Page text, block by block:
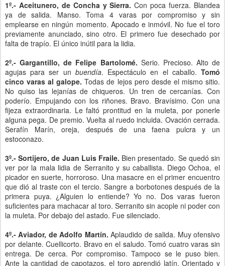
1º.- Aceitunero, de Concha y Sierra. Con poca fuerza. Blandea
ya de salida. Manso. Toma 4 varas por compromiso y sin
emplearse en ningún momento. Apocado e inmóvil. No fue el toro
previamente anunciado, sino otro. El primero fue desechado por
falta de trapío. El único inútil para la lidia.
2º.- Gargantillo, de Felipe Bartolomé. Serio. Precioso. Alto de
agujas para ser un buendía. Espectáculo en el caballo.Tomó
cinco varas al galope. Todas de lejos pero desde el mismo sitio.
No quiso las lejanías de chiqueros. Un tren de cercanías. Con
poderío. Empujando con los riñones. Bravo. Bravísimo. Con una
fijeza extraordinaria. Le faltó prontitud en la muleta, por ponerle
alguna pega. De premio. Vuelta al ruedo incluida. Ovación cerrada.
Serafín Marín, oreja, después de una faena pulcra y un
estoconazo.
3º.- Sortijero, de Juan Luis Fraile. Bien presentado. Se quedó sin
ver por la mala lidia de Serranito y su caballista. Diego Ochoa, el
picador en suerte, horroroso. Una masacre en el primer encuentro
que dió al traste con el tercio. Sangre a borbotones después de la
primera puya. ¿Alguien lo entiende? Yo no. Dos varas fueron
suficientes para machacar al toro. Serranito sin acople ni poder con
la muleta. Por debajo del astado. Fue silenciado.
4º.- Aviador, de Adolfo Martín. Aplaudido de salida. Muy ofensivo
por delante. Cuellicorto. Bravo en el saludo. Tomó cuatro varas sin
entrega. De cerca. Por compromiso. Tampoco se le puso bien.
Ante la cantidad de capotazos, el toro aprendió latín. Orientado y